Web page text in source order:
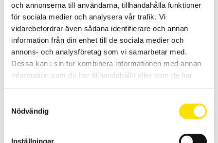
och annonserna till användarna, tillhandahålla funktioner
för sociala medier och analysera vår trafik. Vi
vidarebefordrar även sådana identifierare och annan
information från din enhet till de sociala medier och
annons- och analysföretag som vi samarbetar med.
Dessa kan i sin tur kombinera informationen med annan
information som du har tillhandahållit eller som de har
Nödvändig
Inställningar
CA1954 Värmekamera
Värmekamera med enkelt handhavande, svensk analysmjukvara
och svenska menyer. Snabb uppstartstid och långt batteritid. IR-
bild, vanlig bild samt bild-i-bild -funktion. Anslut andra instrument
via Bluetooth till värmekamera CA 1954 för att se de uppmätta
värmekamerans display.
15,590.00